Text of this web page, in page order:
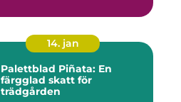
14. jan
Palettblad Piñata: En
färgglad skatt för
trädgården